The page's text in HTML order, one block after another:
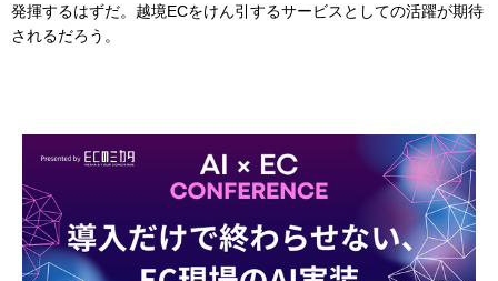
発揮するはずだ。越境ECをけん引するサービスとしての活躍が期待
されるだろう。